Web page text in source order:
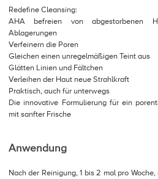
Redefine Cleansing:
AHA befreien von abgestorbenen
Ablagerungen
Verfeinern die Poren
Gleichen einen unregelmäßigen Teint aus
Glätten Linien und Fältchen
Verleihen der Haut neue Strahlkraft
Praktisch, auch für unterwegs
Die innovative Formulierung für ein
mit sanfter Frische
Anwendung
Nach der Reinigung, 1 bis 2 mal pro